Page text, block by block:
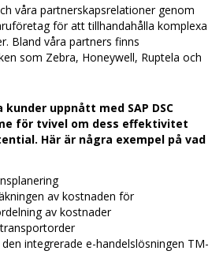
våra partnerskapsrelationer genom
för att tillhandahålla komplexa
Bland våra partners finns
som Zebra, Honeywell, Ruptela och
uppnått med SAP DSC
för tvivel om dess effektivitet
Här är några exempel på vad
av kostnaden för
av kostnader
integrerade e-handelslösningen TM-